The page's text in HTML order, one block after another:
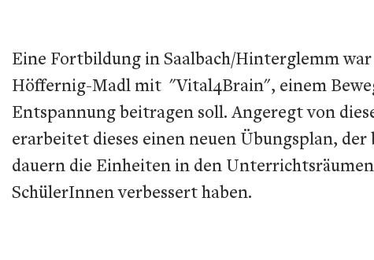
Eine Fortbildung in Saalbach/Hinterglemm
Höffernig-Madl mit "Vital4Brain", einem
Entspannung beitragen soll. Angeregt von
erarbeitet dieses einen neuen Übungsplan,
dauern die Einheiten in den
SchülerInnen verbessert haben.